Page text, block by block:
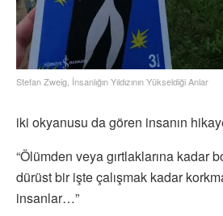
Stefan Zweig, İnsanlığın Yıldızının Yükseldiği Anlar
iki okyanusu da gören insanın
“Ölümden veya gırtlaklarına kadar
dürüst bir işte çalışmak kadar
insanlar…”